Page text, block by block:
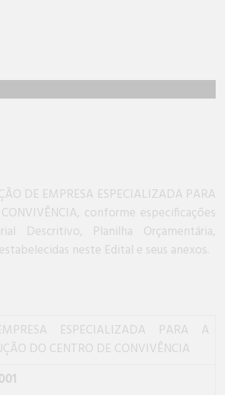
DE EMPRESA ESPECIALIZADA PARA
conforme especificações
Descritivo, Planilha Orçamentária,
neste Edital e seus anexos.
ESPECIALIZADA PARA A
DO CENTRO DE CONVIVÊNCIA